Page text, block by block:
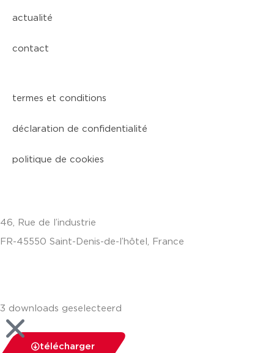
actualité
contact
termes et conditions
déclaration de confidentialité
politique de cookies
46, Rue de l’industrie
FR-45550 Saint-Denis-de-l’hôtel, France
3 downloads geselecteerd
télécharger